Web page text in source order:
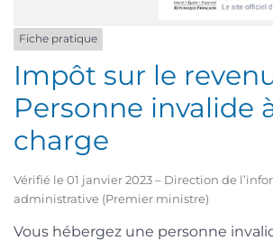
Fiche pratique
Impôt sur le
Personne invalide
charge
Vérifié le 01 janvier 2023 – Direction de
administrative (Premier ministre)
Vous hébergez une personne